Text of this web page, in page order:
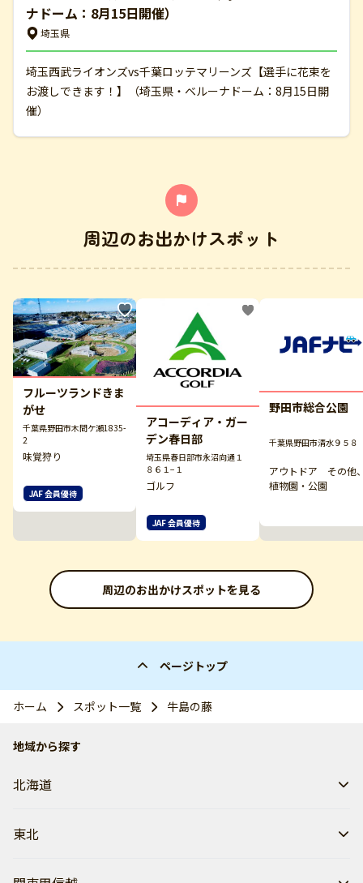
ナドーム：8月15日開催）
埼玉県
埼玉西武ライオンズvs千葉ロッテマリーンズ【選手に花束を
お渡しできます！】（埼玉県・ベルーナドーム：8月15日開
催）
周辺のお出かけスポット
フルーツランドきま
がせ
千葉県野田市木間ケ瀬1835-
2
味覚狩り
JAF 会員優待
アコーディア・ガー
デン春日部
埼玉県春日部市永沼向通１
８６１−１
ゴルフ
JAF 会員優待
野田市総合公園
千葉県野田市清水９５８
アウトドア その他
植物園・公園
周辺のお出かけスポットを見る
ページトップ
ホーム スポット一覧 牛島の藤
地域から探す
北海道
東北